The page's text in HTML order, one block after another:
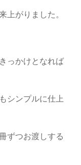
上がりました。
っかけとなれば
シンプルに仕上
ずつお渡しする